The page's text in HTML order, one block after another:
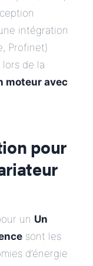
intégration
Profinet)
de la
moteur avec
pour
un Un
sont les
d’énergie